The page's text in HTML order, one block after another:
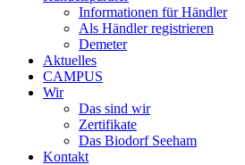
Informationen für Händler
Als Händler registrieren
Demeter
Aktuelles
CAMPUS
Wir
Das sind wir
Zertifikate
Das Biodorf Seeham
Kontakt